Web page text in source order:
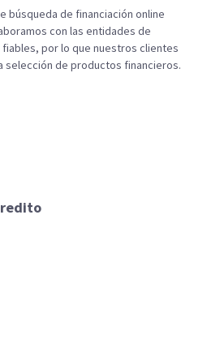
búsqueda de financiación online
con las entidades de
por lo que nuestros clientes
selección de productos financieros.